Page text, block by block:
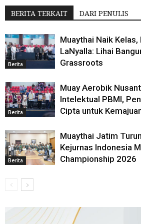
BERITA TERKAIT DARI PENULIS
Berita
Muaythai Naik
LaNyalla: Lihai
Grassroots
Berita
Muay Aerobik
Intelektual PBMI,
Cipta untuk
Berita
Muaythai Jatim
Kejurnas Indonesia
Championship 2026